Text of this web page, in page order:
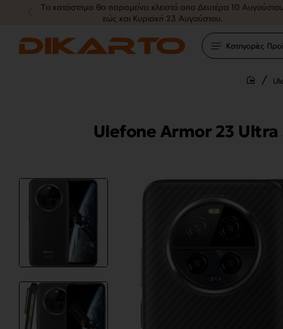
Tο κατάστημα θα παραμείνει κλειστό απο Δευτέρα 10 Αυγούστου
εώς και Κυριακή 23 Αυγούστου.
Κατηγορίες
Ulefone Armor 23 Ultra